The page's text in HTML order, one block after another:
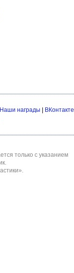
Наши награды
ВКонтакте
только с указанием
.